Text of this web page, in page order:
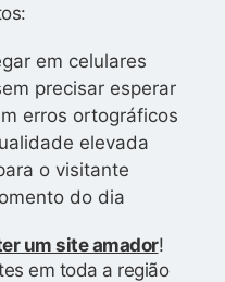
em celulares
precisar esperar
erros ortográficos
elevada
o visitante
do dia
um site amador!
em toda a região